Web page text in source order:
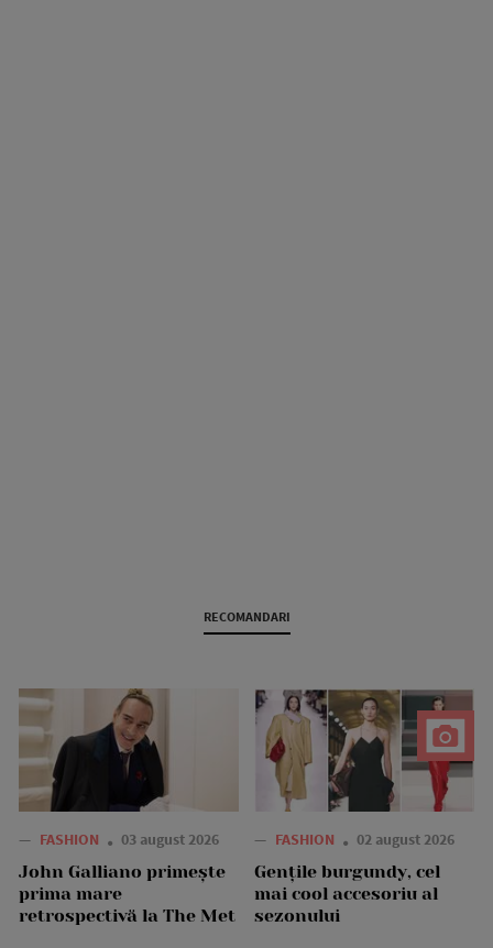
RECOMANDARI
— FASHION 03 august 2026
John Galliano primește
prima mare
retrospectivă la The Met
— FASHION 02 august 2026
Gențile burgundy, cel
mai cool accesoriu al
sezonului